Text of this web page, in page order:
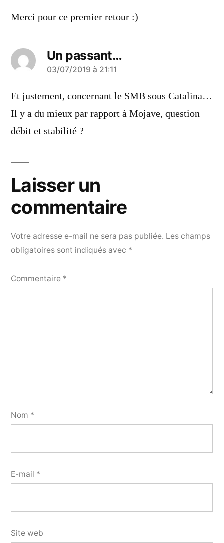
Merci pour ce premier retour :)
Un passant…
a
dit :
03/07/2019 à 21:11
Et justement, concernant le SMB sous Catalina…
Il y a du mieux par rapport à Mojave, question
débit et stabilité ?
Laisser un
commentaire
Votre adresse e-mail ne sera pas publiée. Les champs
obligatoires sont indiqués avec *
Commentaire *
Nom *
E-mail *
Site web